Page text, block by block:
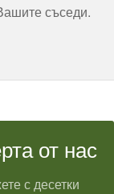
съседи.
от нас
с десетки